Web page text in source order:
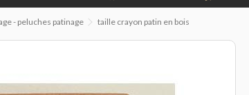
- peluches patinage taille crayon patin en bois